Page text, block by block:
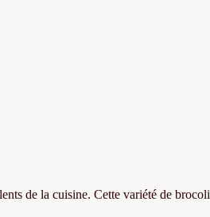
de la cuisine. Cette variété de brocoli